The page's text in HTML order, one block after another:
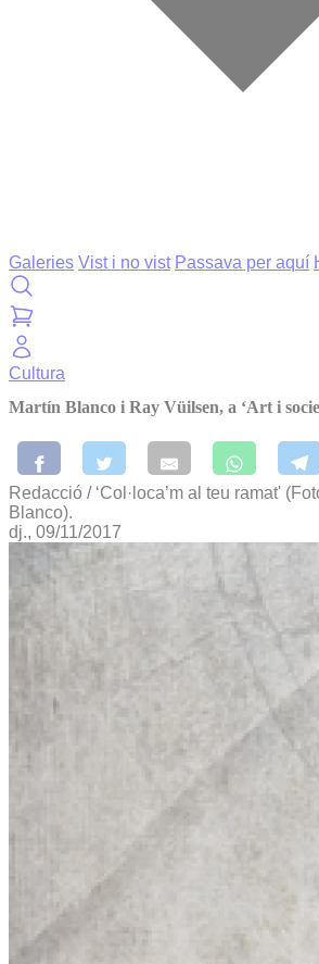
Galeries Vist i no vist Passava per aquí
Cultura
Martín Blanco i Ray Vüilsen, a ‘Art i
Redacció / ‘Col·loca’m al teu ramat'
Blanco).
dj., 09/11/2017